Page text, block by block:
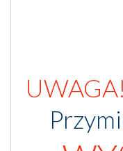
UWAGA!